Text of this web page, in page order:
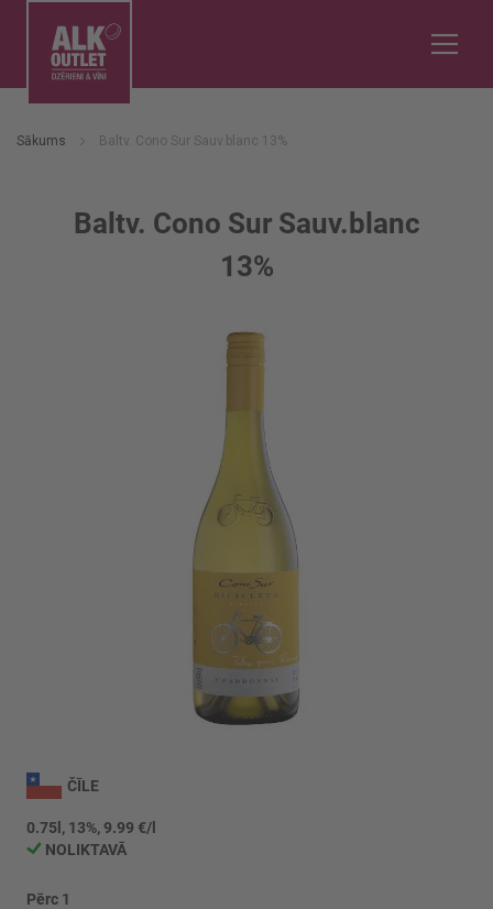
Sākums Baltv. Cono Sur Sauv.blanc 13%
Baltv. Cono Sur Sauv.blanc
13%
uz
galerijas
sākumu
ČĪLE
0.75l, 13%, 9.99 €/l
NOLIKTAVĀ
Pērc 1